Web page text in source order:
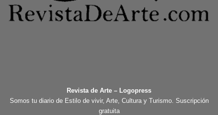
Revista de Arte – Logopress
Somos tu diario de Estilo de vivir, Arte, Cultura y Turismo. Suscripción
gratuita